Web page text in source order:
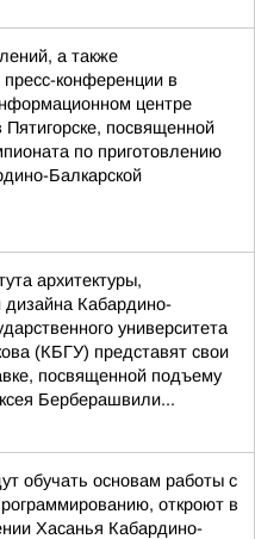
а также
конференции в
центре
посвященной
по приготовлению
Балкарской
архитектуры,
дизайна Кабардино-
университета
(КБГУ) представят свои
посвященной подъему
Берберашвили...
обучать основам работы с
откроют в
Хасанья Кабардино-